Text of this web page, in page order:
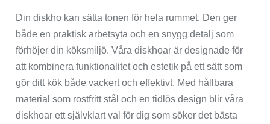
Din diskho kan sätta tonen för hela rummet. Den ger
både en praktisk arbetsyta och en snygg detalj som
förhöjer din köksmiljö. Våra diskhoar är designade för
att kombinera funktionalitet och estetik på ett sätt som
gör ditt kök både vackert och effektivt. Med hållbara
material som rostfritt stål och en tidlös design blir våra
diskhoar ett självklart val för dig som söker det bästa